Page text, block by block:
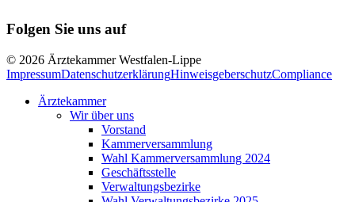
Folgen Sie uns auf
© 2026 Ärztekammer Westfalen-Lippe
ImpressumDatenschutzerklärungHinweisgeberschutzCompliance
Ärztekammer
Wir über uns
Vorstand
Kammerversammlung
Wahl Kammerversammlung 2024
Geschäftsstelle
Verwaltungsbezirke